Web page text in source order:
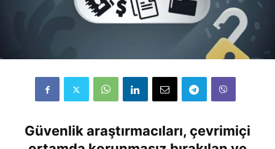
Güvenlik araştırmacıları, çevrimiçi